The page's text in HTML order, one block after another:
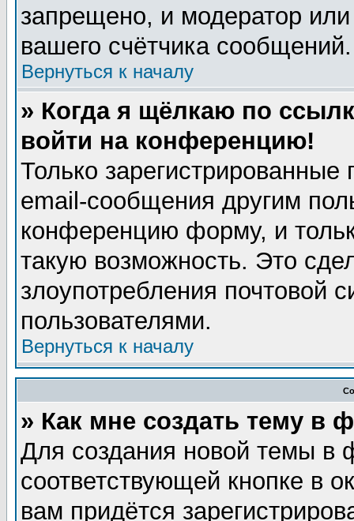
запрещено, и модератор
вашего счётчика сообщений.
Вернуться к началу
» Когда я щёлкаю по
войти на конференцию!
Только зарегистрированные
email-сообщения другим
конференцию форму, и
такую возможность. Это
злоупотребления почтовой
пользователями.
Вернуться к началу
» Как мне создать тему в
Для создания новой темы в
соответствующей кнопке в
вам придётся